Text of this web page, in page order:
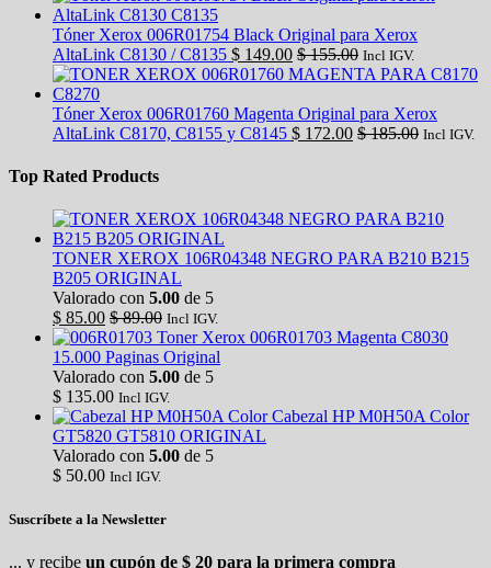
Tóner Xerox 006R01754 Black Original para Xerox
AltaLink C8130 / C8135 $ 149.00 $155.00 Incl IGV.
Tóner Xerox 006R01760 Magenta Original para Xerox
AltaLink C8170, C8155 y C8145 $ 172.00 $185.00 Incl IGV.
Top Rated Products
TONER XEROX 106R04348 NEGRO PARA B210 B215
B205 ORIGINAL
Valorado con 5.00 de 5
$ 85.00 $89.00 Incl IGV.
Toner Xerox 006R01703 Magenta C8030
15.000 Paginas Original
Valorado con 5.00 de 5
$ 135.00 Incl IGV.
Cabezal HP M0H50A Color
GT5820 GT5810 ORIGINAL
Valorado con 5.00 de 5
$ 50.00 Incl IGV.
Suscríbete a la Newsletter
... y recibe un cupón de $ 20 para la primera compra